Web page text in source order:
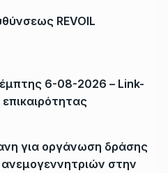
REVOIL
6-08-2026 – Link-
για οργάνωση δράσης
στην